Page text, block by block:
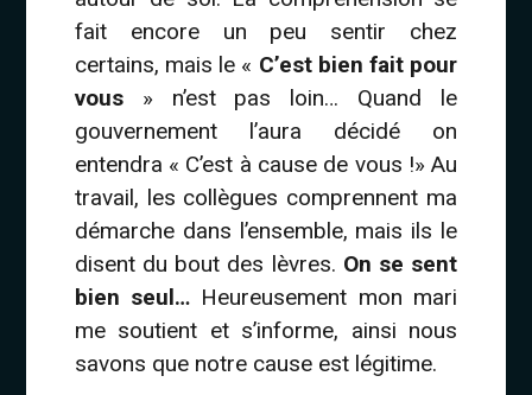
fait encore un peu sentir chez
certains, mais le « C’est bien fait pour
vous» n’est pas loin… Quand le
gouvernement l’aura décidé on
entendra « C’est à cause de vous !» Au
travail, les collègues comprennent ma
démarche dans l’ensemble, mais ils le
disent du bout des lèvres. On se sent
bien seul… Heureusement mon mari
me soutient et s’informe, ainsi nous
savons que notre cause est légitime.